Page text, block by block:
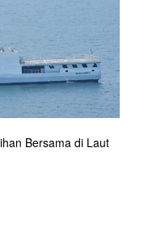
Bersama di Laut